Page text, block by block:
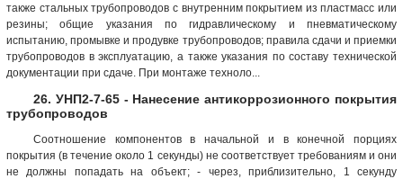
также стальных трубопроводов с внутренним покрытием из пластмасс или
резины; общие указания по гидравлическому и пневматическому
испытанию, промывке и продувке трубопроводов; правила сдачи и приемки
трубопроводов в эксплуатацию, а также указания по составу технической
документации при сдаче. При монтаже техноло...
26. УНП2-7-65 - Нанесение антикоррозионного покрытия
трубопроводов
Соотношение компонентов в начальной и в конечной порциях
покрытия (в течение около 1 секунды) не соответствует требованиям и они
не должны попадать на объект; - через, приблизительно, 1 секунду